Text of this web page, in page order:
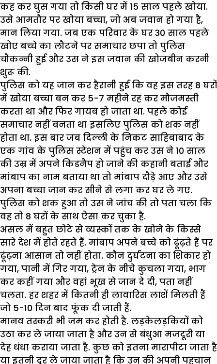
कह कर घुस गया तो किसी घर में 15 साल पहले खोया.
उसे आमतौर पर खोया बच्चा, जो अब जवान हो गया है,
मान लिया गया. जब एक परिवार के घर 30 साल पहले
खोए बच्चे का लौटने पर समाचार छपा तो पुलिस
चौकन्नी हुई और उस ने इस जवान की खोजबीन करनी
शुरू की.
पुलिस को यह जान कर हैरानी हुई कि वह इस तरह 8 घरों
में खोया बच्चा बन कर 5-7 महीने रह कर मौजमस्ती
करता था और फिर गायब हो जाता था. पहले कोई
समाचार नहीं बनता था इसलिए पुलिस को शक नहीं
होता था. इस बार जब दिल्ली के निकट साहिबाबाद के
एक गांव के पुलिस स्टेशन में पहुंच कर उस ने 10 साल
की उम्र में अपने किडनैप हो जाने की कहानी बताई और
मांबाप का नाम बताया था तो मांबाप दौड़े आए और उसे
अपना बच्चा जान कर सीने से लगा कर घर ले गए.
पुलिस को शक हुआ तो उस ने जांच की तो पता चला कि
वह तो 8 घरों के साथ ऐसा कर चुका है.
असल में बहुत छोटे से व्यस्कों तक के खोने के किस्से
सारे देश में होते रहते हैं. मांबाप अपने बच्चे को ढूंढ़ते हैं पर
ढूंढ़ना आसान तो नहीं होता. कौन दुर्घटना का शिकार हो
गया, पानी में गिर गया, ट्रेन के नीचे कुचला गया, भाग
कर कहीं गया और वहां भूख से जान दे दी, पता नहीं
चलता. हर शहर में कितनी ही लावारिस लाशें मिलती हैं
जो 5-10 दिन बाद फूंक दी जाती हैं.
मानव तस्करी भी जम कर होती है. लड़केलड़कियों को
उठा कर ले जाया जाता है और उन से बंधुआ मजदूरी या
देह धंधा कराया जाता है. कुछ को इतना मारापीटा जाता है
या इतनी दूर ले जाया जाता है कि उन की अपनी पहचान